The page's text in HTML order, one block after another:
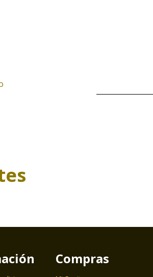
Compras